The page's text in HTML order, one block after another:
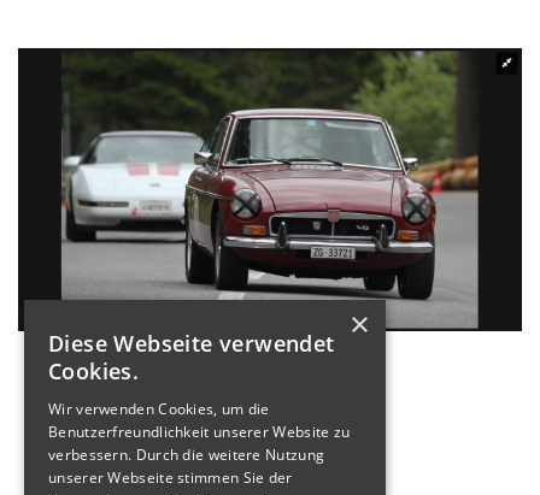
×
Diese Webseite verwendet
Cookies.
Wir verwenden Cookies, um die
Benutzerfreundlichkeit unserer Website zu
verbessern. Durch die weitere Nutzung
unserer Webseite stimmen Sie der